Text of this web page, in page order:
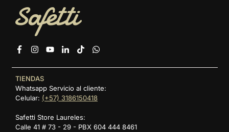
FacebookInstagram
YouTubeLinkedin
TikTok
TIENDAS
Whatsapp Servicio al cliente:
Celular: (+57) 3186150418
Safetti Store Laureles:
Calle 41 # 73 - 29 - PBX 604 444 8461